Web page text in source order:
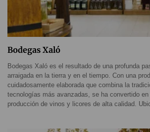
Bodegas Xaló
Bodegas Xaló es el resultado de una profunda
arraigada en la tierra y en el tiempo. Con una
cuidadosamente elaborada que combina la
tecnologías más avanzadas, se ha convertido
producción de vinos y licores de alta calidad.